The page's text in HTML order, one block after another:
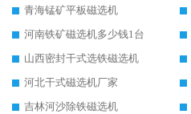
青海锰矿平板磁选机
河南铁矿磁选机多少钱1台
山西密封干式选铁磁选机
河北干式磁选机厂家
吉林河沙除铁磁选机